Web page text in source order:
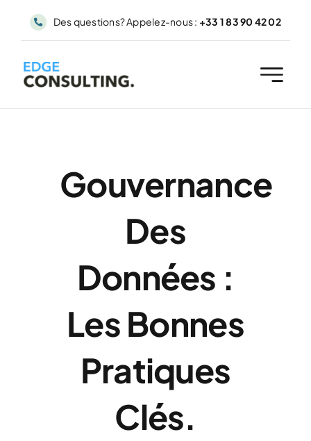
Des questions? Appelez-nous : +33 1 83 90 42 02
Gouvernance
Des
Données :
Les Bonnes
Pratiques
Clés.